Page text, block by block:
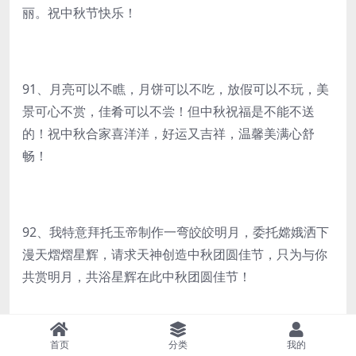
丽。祝中秋节快乐！
91、月亮可以不瞧，月饼可以不吃，放假可以不玩，美
景可心不赏，佳肴可以不尝！但中秋祝福是不能不送
的！祝中秋合家喜洋洋，好运又吉祥，温馨美满心舒
畅！
92、我特意拜托玉帝制作一弯皎皎明月，委托嫦娥洒下
漫天熠熠星辉，请求天神创造中秋团圆佳节，只为与你
共赏明月，共浴星辉在此中秋团圆佳节！
首页 分类 我的